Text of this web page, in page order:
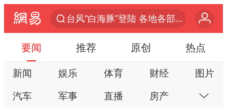
台风“白海豚”登陆 各地各部门全力应对
人形机器人第一股
多地银行上调存款利率
要闻 推荐 原创 热点
新闻 娱乐 体育 财经
图片
汽车
军事 直播 房产
科技